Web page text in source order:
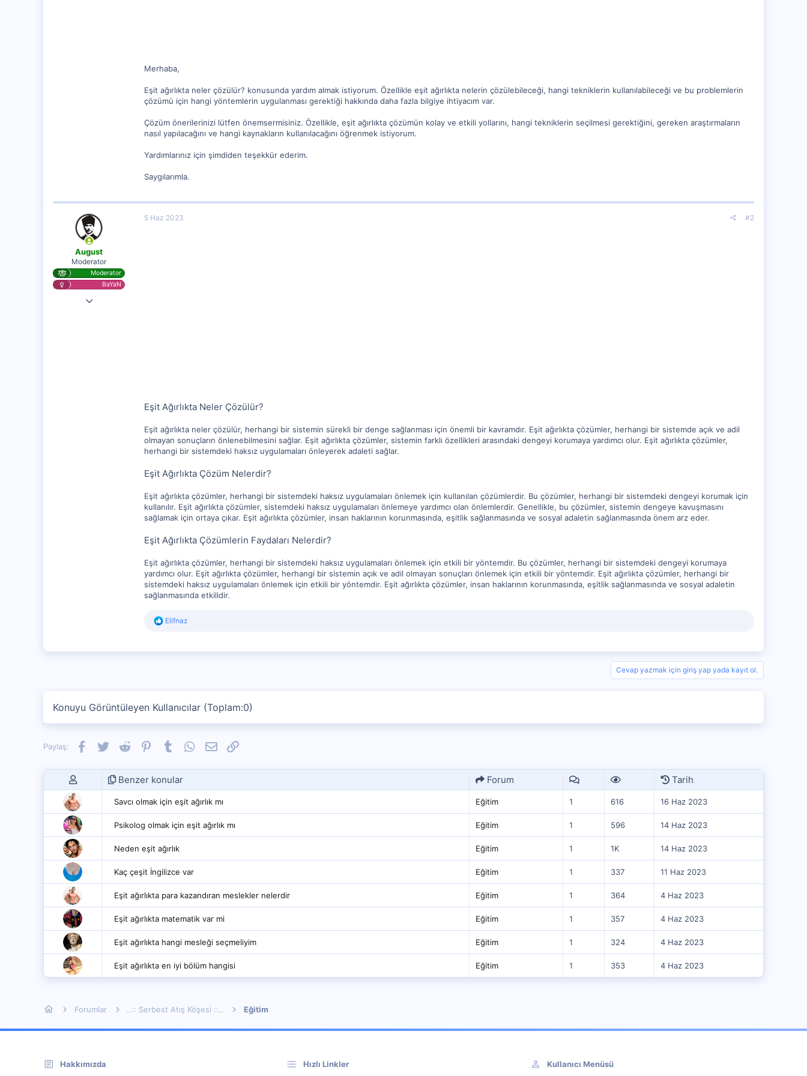
Merhaba,
Eşit ağırlıkta neler çözülür? konusunda yardım almak istiyorum. Özellikle eşit ağırlıkta nelerin çözülebileceği, hangi tekniklerin kullanılabileceği ve bu problemlerin
çözümü için hangi yöntemlerin uygulanması gerektiği hakkında daha fazla bilgiye ihtiyacım var.
Çözüm önerilerinizi lütfen önemsermisiniz. Özellikle, eşit ağırlıkta çözümün kolay ve etkili yollarını, hangi tekniklerin seçilmesi gerektiğini, gereken araştırmaların
nasıl yapılacağını ve hangi kaynakların kullanılacağını öğrenmek istiyorum.
Yardımlarınız için şimdiden teşekkür ederim.
Saygılarımla.
August
Moderator
Moderator
BaYaN
7 Kas 2020
5 Haz 2023 #2
Eşit Ağırlıkta Neler Çözülür?
Eşit ağırlıkta neler çözülür, herhangi bir sistemin sürekli bir denge sağlanması için önemli bir kavramdır. Eşit ağırlıkta çözümler, herhangi bir sistemde açık ve adil
olmayan sonuçların önlenebilmesini sağlar. Eşit ağırlıkta çözümler, sistemin farklı özellikleri arasındaki dengeyi korumaya yardımcı olur. Eşit ağırlıkta çözümler,
herhangi bir sistemdeki haksız uygulamaları önleyerek adaleti sağlar.
Eşit Ağırlıkta Çözüm Nelerdir?
Eşit ağırlıkta çözümler, herhangi bir sistemdeki haksız uygulamaları önlemek için kullanılan çözümlerdir. Bu çözümler, herhangi bir sistemdeki dengeyi korumak için
kullanılır. Eşit ağırlıkta çözümler, sistemdeki haksız uygulamaları önlemeye yardımcı olan önlemlerdir. Genellikle, bu çözümler, sistemin dengeye kavuşmasını
sağlamak için ortaya çıkar. Eşit ağırlıkta çözümler, insan haklarının korunmasında, eşitlik sağlanmasında ve sosyal adaletin sağlanmasında önem arz eder.
Eşit Ağırlıkta Çözümlerin Faydaları Nelerdir?
Eşit ağırlıkta çözümler, herhangi bir sistemdeki haksız uygulamaları önlemek için etkili bir yöntemdir. Bu çözümler, herhangi bir sistemdeki dengeyi korumaya
yardımcı olur. Eşit ağırlıkta çözümler, herhangi bir sistemin açık ve adil olmayan sonuçları önlemek için etkili bir yöntemdir. Eşit ağırlıkta çözümler, herhangi bir
sistemdeki haksız uygulamaları önlemek için etkili bir yöntemdir. Eşit ağırlıkta çözümler, insan haklarının korunmasında, eşitlik sağlanmasında ve sosyal adaletin
sağlanmasında etkilidir.
R
:
Elifnaz
Cevap yazmak için giriş yap yada kayıt ol.
Konuyu Görüntüleyen Kullanıcılar (Toplam:0)
Paylaş: Facebook
TwitterReddit PinterestTumblrWhatsApp
E-postaLink
Benzer konular Forum Tarih
Savcı olmak için eşit ağırlık mı Eğitim 1 616 16 Haz 2023
Psikolog olmak için eşit ağırlık mı Eğitim 1 596 14 Haz 2023
Neden eşit ağırlık Eğitim 1 1K 14 Haz 2023
Kaç çeşit İngilizce var Eğitim 1 337 11 Haz 2023
Eşit ağırlıkta para kazandıran meslekler nelerdir Eğitim 1 364 4 Haz 2023
Eşit ağırlıkta matematik var mi Eğitim 1 357 4 Haz 2023
Eşit ağırlıkta hangi mesleği seçmeliyim Eğitim 1 324 4 Haz 2023
Eşit ağırlıkta en iyi bölüm hangisi Eğitim 1 353 4 Haz 2023
Forumlar ..:: Serbest Atış Köşesi ::.. Eğitim
Hakkımızda Hızlı Linkler Kullanıcı Menüsü